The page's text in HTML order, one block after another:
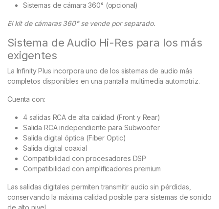
Sistemas de cámara 360° (opcional)
El kit de cámaras 360° se vende por separado.
Sistema de Audio Hi-Res para los más
exigentes
La Infinity Plus incorpora uno de los sistemas de audio más
completos disponibles en una pantalla multimedia automotriz.
Cuenta con:
4 salidas RCA de alta calidad (Front y Rear)
Salida RCA independiente para Subwoofer
Salida digital óptica (Fiber Optic)
Salida digital coaxial
Compatibilidad con procesadores DSP
Compatibilidad con amplificadores premium
Las salidas digitales permiten transmitir audio sin pérdidas,
conservando la máxima calidad posible para sistemas de sonido
de alto nivel.